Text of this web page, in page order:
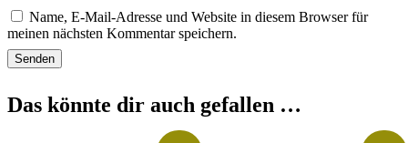
Name, E-Mail-Adresse und Website in diesem Browser für
meinen nächsten Kommentar speichern.
Das könnte dir auch gefallen …